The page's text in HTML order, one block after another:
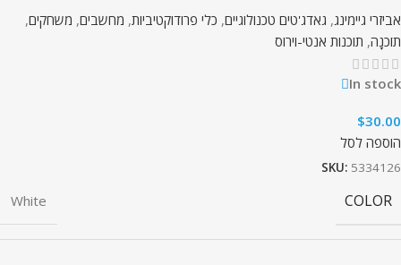
אביזרי גיימינג, גאדג'טים טכנולוגיים, כלי פרודוקטיביות, מחשבים, משחקים,
תוֹכנָה, תוכנות אנטי-וירוס
In stock
$30.00
הוספה לסל
SKU: 5334126
COLOR
White